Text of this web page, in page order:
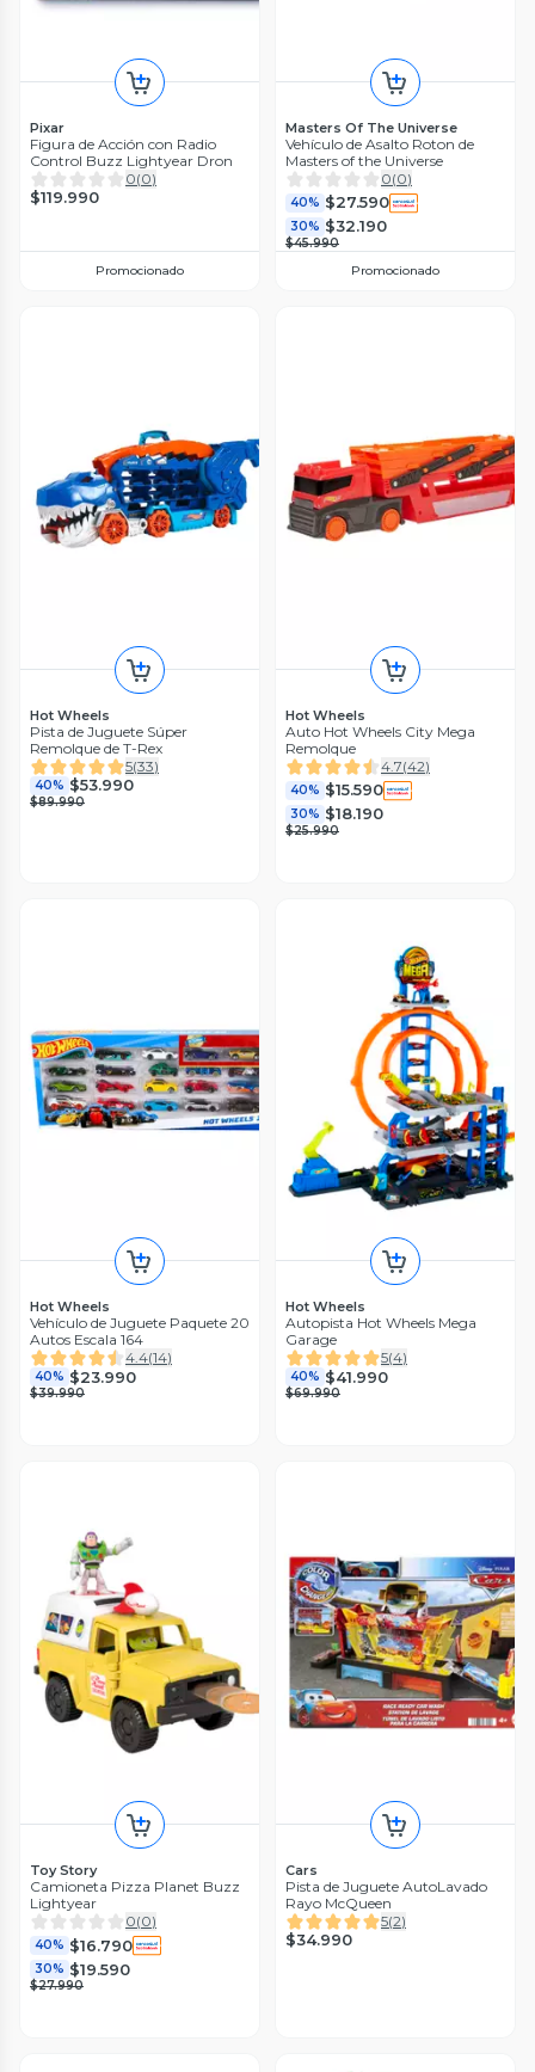
Pixar
Figura de Acción con Radio
Control Buzz Lightyear Dron
0(0)
$119.990
Promocionado
Masters Of The Universe
Vehículo de Asalto Roton de
Masters of the Universe
0(0)
40% $27.590
30% $32.190
$45.990
Promocionado
Hot Wheels
Pista de Juguete Súper
Remolque de T-Rex
5(33)
40% $53.990
$89.990
Hot Wheels
Auto Hot Wheels City Mega
Remolque
4.7(42)
40% $15.590
30% $18.190
$25.990
Hot Wheels
Vehículo de Juguete Paquete 20
Autos Escala 164
4.4(14)
40% $23.990
$39.990
Hot Wheels
Autopista Hot Wheels Mega
Garage
5(4)
40% $41.990
$69.990
Toy Story
Camioneta Pizza Planet Buzz
Lightyear
0(0)
40% $16.790
30% $19.590
$27.990
Cars
Pista de Juguete AutoLavado
Rayo McQueen
5(2)
$34.990